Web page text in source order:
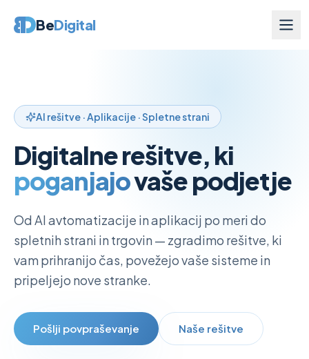
BeDigital
AI rešitve · Aplikacije · Spletne strani
Digitalne rešitve, ki
poganjajovaše podjetje
Od AI avtomatizacije in aplikacij po meri do
spletnih strani in trgovin — zgradimo rešitve, ki
vam prihranijo čas, povežejo vaše sisteme in
pripeljejo nove stranke.
Pošlji povpraševanje Naše rešitve